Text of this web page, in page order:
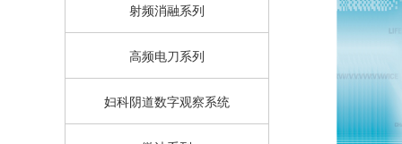
射频消融系列
高频电刀系列
妇科阴道数字观察系统